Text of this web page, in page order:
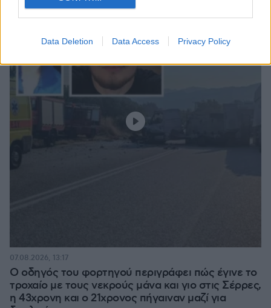
Data Deletion Data Access Privacy Policy
Ο οδηγός του φορτηγού περιγράφει πώς έγινε το
τροχαίο με τους νεκρούς μάνα και γιο στις Σέρρες,
η 43χρονη και ο 21χρονος πήγαιναν μαζί για
07.08.2026, 13:17